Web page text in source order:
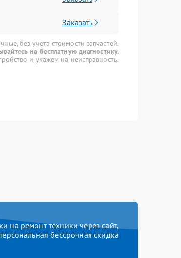
Заказать
без учета стоимости запчастей.
на бесплатную диагностику.
и укажем на неисправность.
на ремонт техники через сайт,
бессрочная скидка